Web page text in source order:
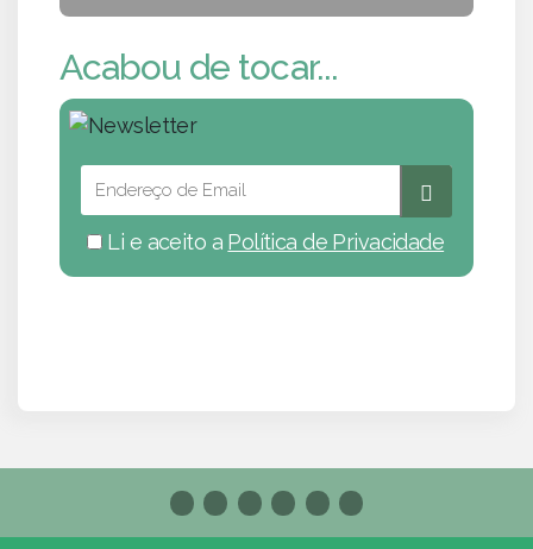
Acabou de tocar...
Li e aceito a Política de Privacidade